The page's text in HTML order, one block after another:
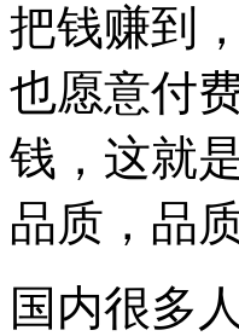
把钱赚到
也愿意付
钱，这就
品质，品
国内很多